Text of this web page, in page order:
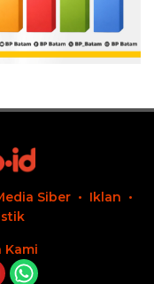
Siber
Iklan
Kami